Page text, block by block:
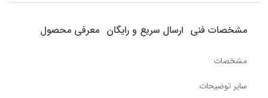
مشخصات فنی ارسال سریع و رایگان معرفی محصول
مشخصات
سایر توضیحات